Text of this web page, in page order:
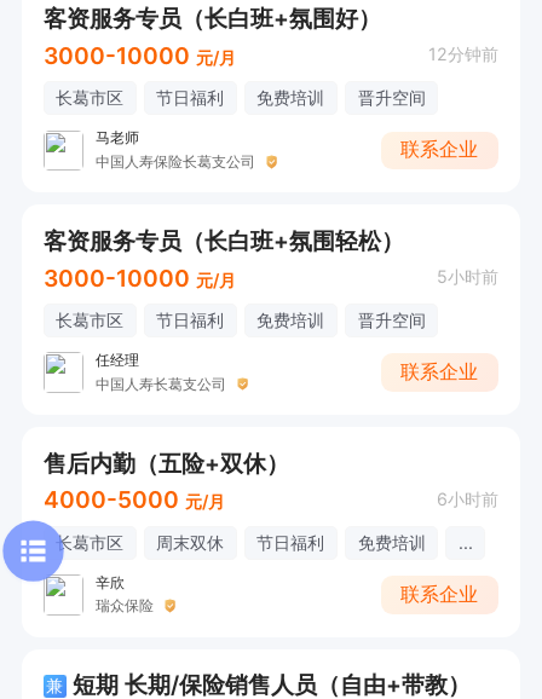
客资服务专员（长白班+氛围好）
3000-10000 元/月 12分钟前
长葛市区 节日福利 免费培训 晋升空间
马老师
中国人寿保险长葛支公司
联系企业
客资服务专员（长白班+氛围轻松）
3000-10000 元/月 5小时前
长葛市区 节日福利 免费培训 晋升空间
任经理
中国人寿长葛支公司
联系企业
售后内勤（五险+双休）
4000-5000 元/月 6小时前
长葛市区 周末双休 节日福利 免费培训 ...
辛欣
瑞众保险
联系企业
兼 短期 长期/保险销售人员（自由+带教）